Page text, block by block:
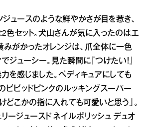
ュースのような鮮やかさが目を惹き、
色セット。犬山さんが気に入ったのはエ
みがかったオレンジは、爪全体に一色
ジューシー。見た瞬間に『つけたい！』
を感じました。ペディキュアにしても
ビビッドピンクのルッキングスーパー
どこかの指に入れても可愛いと思う」。
リージュースド ネイルポリッシュ デュオ